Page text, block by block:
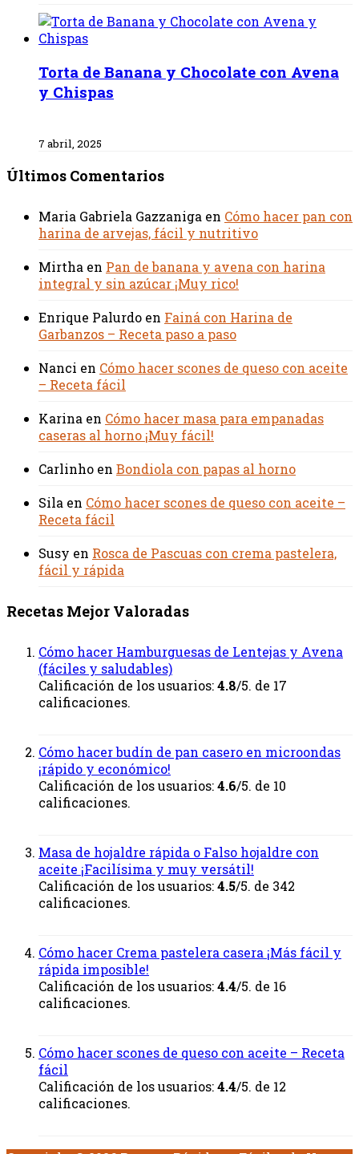
Torta de Banana y Chocolate con Avena
y Chispas
7 abril, 2025
Últimos Comentarios
Maria Gabriela Gazzaniga en Cómo hacer pan con
harina de arvejas, fácil y nutritivo
Mirtha en Pan de banana y avena con harina
integral y sin azúcar ¡Muy rico!
Enrique Palurdo en Fainá con Harina de
Garbanzos – Receta paso a paso
Nanci en Cómo hacer scones de queso con aceite
– Receta fácil
Karina en Cómo hacer masa para empanadas
caseras al horno ¡Muy fácil!
Carlinho en Bondiola con papas al horno
Sila en Cómo hacer scones de queso con aceite –
Receta fácil
Susy en Rosca de Pascuas con crema pastelera,
fácil y rápida
Recetas Mejor Valoradas
Cómo hacer Hamburguesas de Lentejas y Avena
(fáciles y saludables)
Calificación de los usuarios:4.8/5. de 17
calificaciones.
Cómo hacer budín de pan casero en microondas
¡rápido y económico!
Calificación de los usuarios:4.6/5. de 10
calificaciones.
Masa de hojaldre rápida o Falso hojaldre con
aceite ¡Facilísima y muy versátil!
Calificación de los usuarios:4.5/5. de 342
calificaciones.
Cómo hacer Crema pastelera casera ¡Más fácil y
rápida imposible!
Calificación de los usuarios:4.4/5. de 16
calificaciones.
Cómo hacer scones de queso con aceite – Receta
fácil
Calificación de los usuarios:4.4/5. de 12
calificaciones.